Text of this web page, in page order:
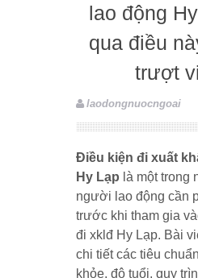
lao động
qua điều
trượt
laodongnuocngoai
Điều kiện đi xuất
Hy Lạp là một trong
người lao động cần
trước khi tham gia
đi xklđ Hy Lạp. Bài
chi tiết các tiêu
khỏe, độ tuổi, quy